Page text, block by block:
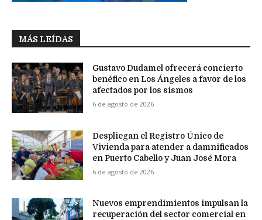
MÁS LEÍDAS
Gustavo Dudamel ofrecerá concierto
benéfico en Los Ángeles a favor de los
afectados por los sismos
6 de agosto de 2026
Despliegan el Registro Único de
Vivienda para atender a damnificados
en Puerto Cabello y Juan José Mora
6 de agosto de 2026
Nuevos emprendimientos impulsan la
recuperación del sector comercial en